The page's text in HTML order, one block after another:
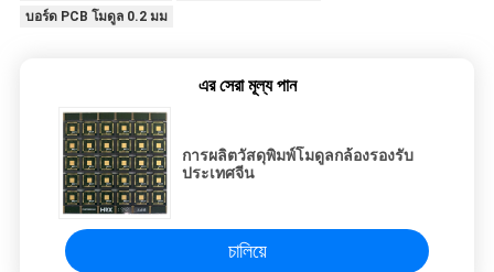
บอร์ด PCB โมดูล 0.2 มม
এর সেরা মূল্য পান
การผลิตวัสดุพิมพ์โมดูลกล้องรองรับ
ประเทศจีน
চালিয়ে